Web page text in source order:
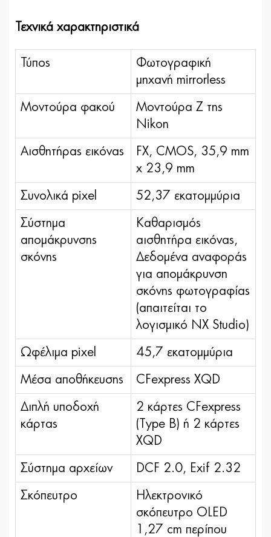
Τεχνικά χαρακτηριστικά
Τύπος
Φωτογραφική
μηχανή mirrorless
Μοντούρα φακού
Μοντούρα Ζ της
Nikon
Αισθητήρας εικόνας
FX, CMOS, 35,9 mm
x 23,9 mm
Συνολικά pixel 52,37 εκατομμύρια
Σύστημα
απομάκρυνσης
σκόνης
Καθαρισμός
αισθητήρα εικόνας,
Δεδομένα αναφοράς
για απομάκρυνση
σκόνης φωτογραφίας
(απαιτείται το
λογισμικό NX Studio)
Ωφέλιμα pixel 45,7 εκατομμύρια
Μέσα αποθήκευσης CFexpress XQD
Διπλή υποδοχή
κάρτας
2 κάρτες CFexpress
(Type B) ή 2 κάρτες
XQD
Σύστημα αρχείων DCF 2.0, Exif 2.32
Σκόπευτρο
Hλεκτρονικό
σκόπευτρο OLED
1,27 cm περίπου